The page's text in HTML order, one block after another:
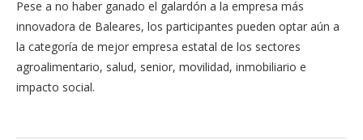
Pese a no haber ganado el galardón a la empresa más
innovadora de Baleares, los participantes pueden optar aún a
la categoría de mejor empresa estatal de los sectores
agroalimentario, salud, senior, movilidad, inmobiliario e
impacto social.